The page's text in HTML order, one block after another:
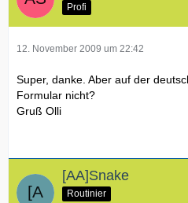
Profi
12. November 2009 um 22:42
Super, danke. Aber auf der
Formular nicht?
Gruß Olli
[AA]Snake
Routinier